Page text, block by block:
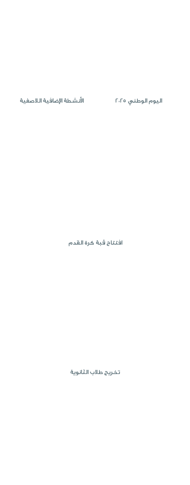
الأنشطة الإضافية اللاصفية اليوم الوطني 2025
افتتاح قبة كرة القدم
تخريج طلاب الثانوية